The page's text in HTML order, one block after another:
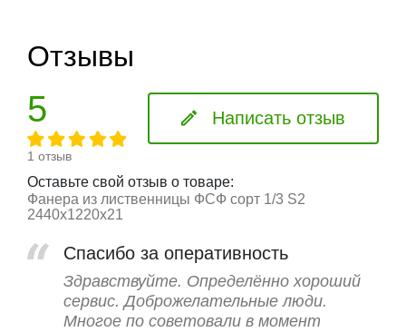
Отзывы
5
1 отзыв
Написать отзыв
Оставьте свой отзыв о товаре:
Фанера из лиственницы ФСФ сорт 1/3 S2
2440х1220х21
Спасибо за оперативность
Здравствуйте. Определённо хороший
сервис. Доброжелательные люди.
Многое по советовали в момент